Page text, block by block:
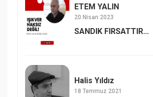
ETEM YALIN
20 Nisan 2023
SANDIK FIRSATTIR…
Halis Yıldız
18 Temmuz 2021